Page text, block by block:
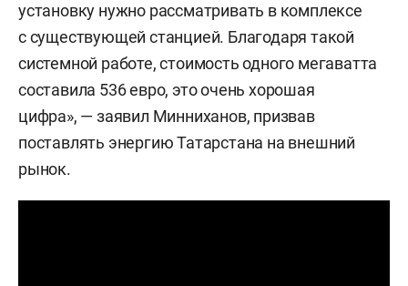
установку нужно рассматривать в комплексе
с существующей станцией. Благодаря такой
системной работе, стоимость одного мегаватта
составила 536 евро, это очень хорошая
цифра», — заявил Минниханов, призвав
поставлять энергию Татарстана на внешний
рынок.